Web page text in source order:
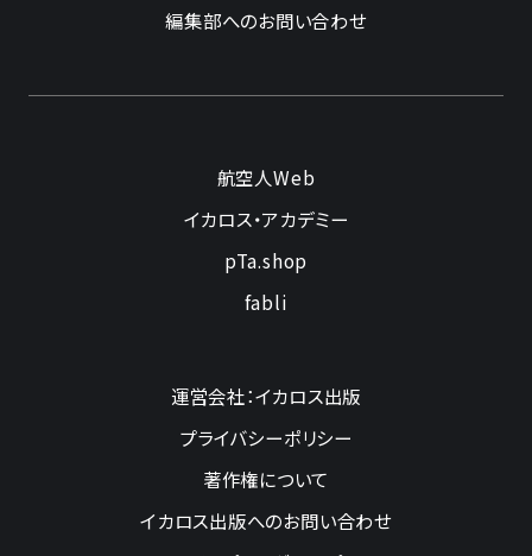
編集部へのお問い合わせ
航空人Web
イカロス・アカデミー
pTa.shop
fabli
運営会社：イカロス出版
プライバシーポリシー
著作権について
イカロス出版へのお問い合わせ